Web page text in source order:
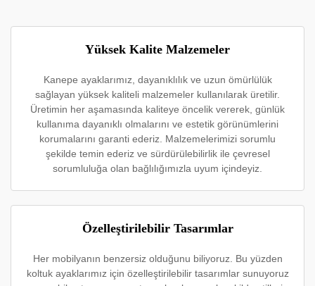
Yüksek Kalite Malzemeler
Kanepe ayaklarımız, dayanıklılık ve uzun ömürlülük
sağlayan yüksek kaliteli malzemeler kullanılarak üretilir.
Üretimin her aşamasında kaliteye öncelik vererek, günlük
kullanıma dayanıklı olmalarını ve estetik görünümlerini
korumalarını garanti ederiz. Malzemelerimizi sorumlu
şekilde temin ederiz ve sürdürülebilirlik ile çevresel
sorumluluğa olan bağlılığımızla uyum içindeyiz.
Özelleştirilebilir Tasarımlar
Her mobilyanın benzersiz olduğunu biliyoruz. Bu yüzden
koltuk ayaklarımız için özelleştirilebilir tasarımlar sunuyoruz